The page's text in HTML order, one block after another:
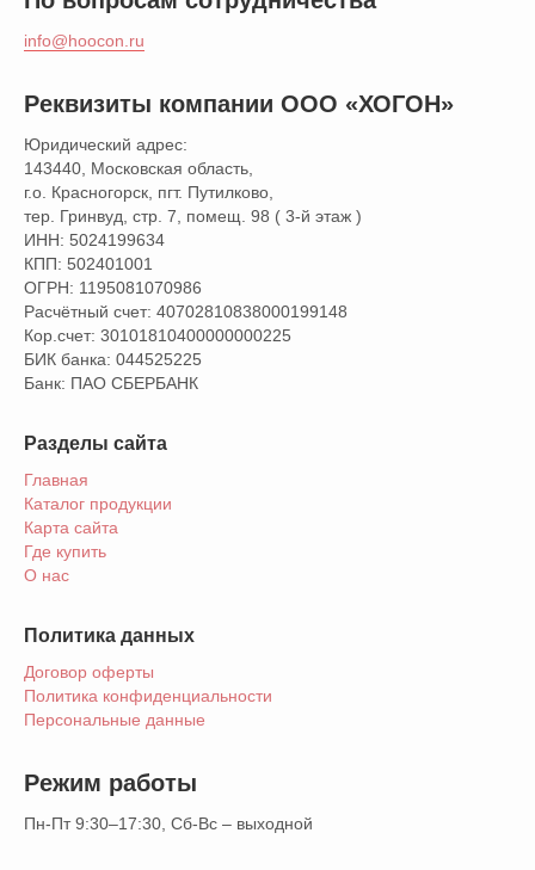
info@hoocon.ru
Реквизиты компании ООО «ХОГОН»
Юридический адрес:
143440, Московская область,
г.о. Красногорск, пгт. Путилково,
тер. Гринвуд, стр. 7, помещ. 98 ( 3-й этаж )
ИНН: 5024199634
КПП: 502401001
ОГРН: 1195081070986
Расчётный счет: 40702810838000199148
Кор.счет: 30101810400000000225
БИК банка: 044525225
Банк: ПАО СБЕРБАНК
Разделы сайта
Главная
Каталог продукции
Карта сайта
Где купить
О нас
Политика данных
Договор оферты
Политика конфиденциальности
Персональные данные
Режим работы
Пн-Пт 9:30–17:30, Сб-Вс – выходной